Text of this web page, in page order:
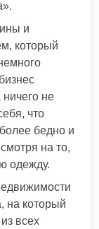
и
который
не
что
бедно и
на то,
одежду.
на который
всех